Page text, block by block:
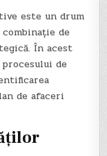
este un drum
de
În acest
de
de afaceri